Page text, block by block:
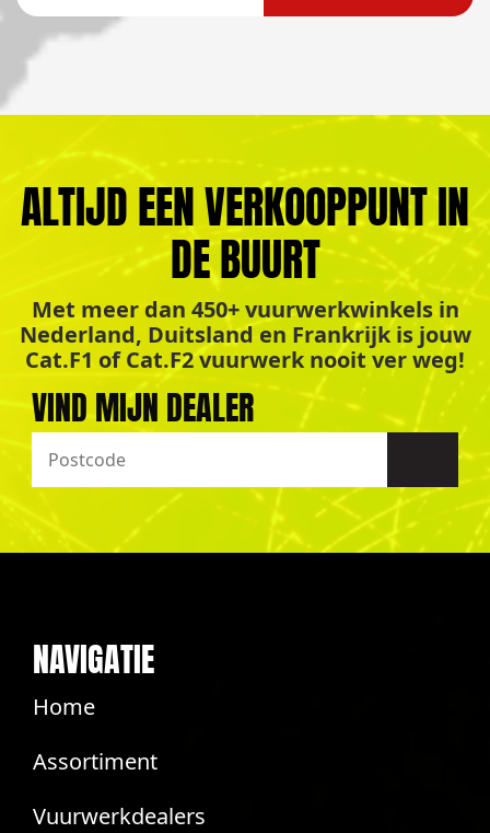
ALTIJD EEN VERKOOPPUNT IN
DE BUURT
Met meer dan 450+ vuurwerkwinkels in
Nederland, Duitsland en Frankrijk is jouw
Cat.F1 of Cat.F2 vuurwerk nooit ver weg!
VIND MIJN DEALER
NAVIGATIE
Home
Assortiment
Vuurwerkdealers